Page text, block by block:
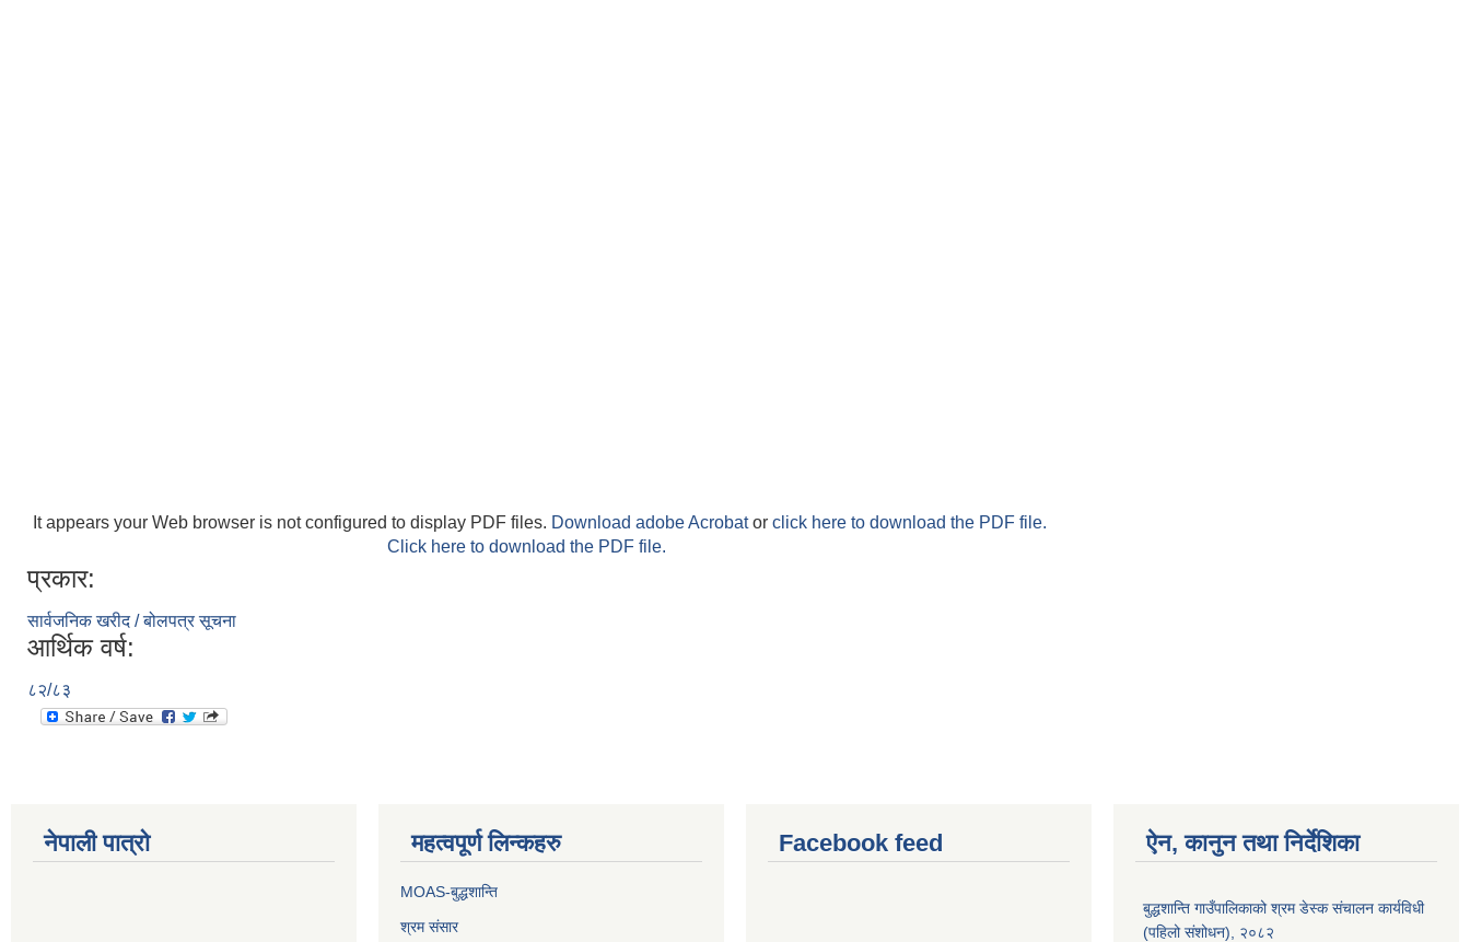
It appears your Web browser is not configured to display PDF files. Download adobe Acrobator click here to download the PDF file.
Click here to download the PDF file.
प्रकार:
सार्वजनिक खरीद / बोलपत्र सूचना
आर्थिक वर्ष:
८२/८३
नेपाली पात्रो महत्वपूर्ण लिन्कहरु
MOAS-बुद्धशान्ति
श्रम संसार
Facebook feed ऐन, कानुन तथा निर्देशिका
बुद्धशान्ति गाउँपालिकाको श्रम डेस्क संचालन कार्यविधी
(पहिलो संशोधन), २०८२